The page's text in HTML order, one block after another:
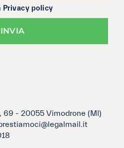
Privacy policy
INVIA
69 - 20055 Vimodrone (MI)